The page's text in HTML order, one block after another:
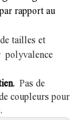
rapport au
tailles et
polyvalence
. Pas de
coupleurs pour